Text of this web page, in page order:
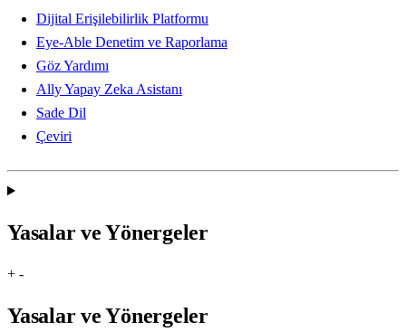
Dijital Erişilebilirlik Platformu
Eye-Able Denetim ve Raporlama
Göz Yardımı
Ally Yapay Zeka Asistanı
Sade Dil
Çeviri
Yasalar ve Yönergeler
+ -
Yasalar ve Yönergeler